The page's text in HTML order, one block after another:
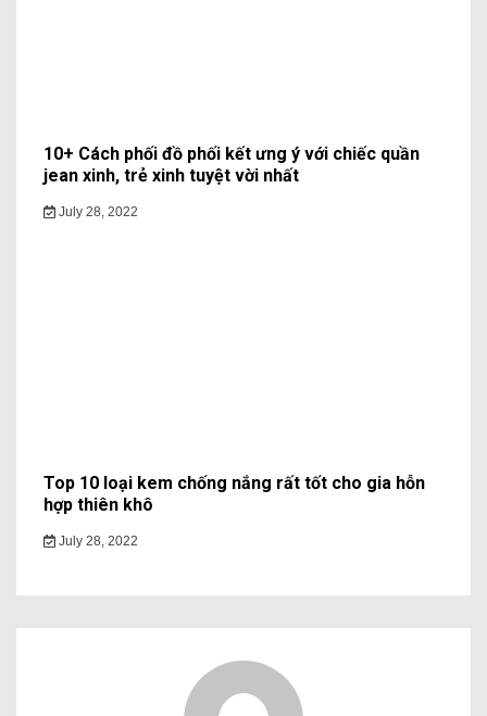
10+ Cách phối đồ phối kết ưng ý với chiếc quần
jean xinh, trẻ xinh tuyệt vời nhất
July 28, 2022
Top 10 loại kem chống nắng rất tốt cho gia hỗn
hợp thiên khô
July 28, 2022